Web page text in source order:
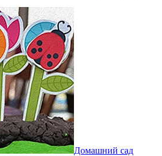
Домашний сад